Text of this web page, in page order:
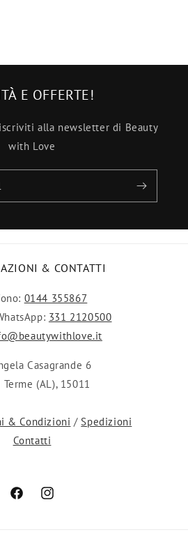
E OFFERTE!
alla newsletter di Beauty
with Love
& CONTATTI
0144 355867
331 2120500
Casagrande 6
(AL), 15011
& Condizioni /Spedizioni
Contatti
FacebookInstagram